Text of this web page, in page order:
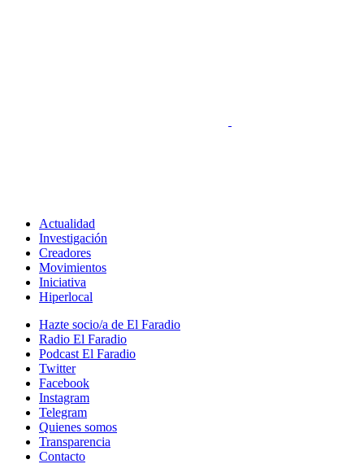
Actualidad
Investigación
Creadores
Movimientos
Iniciativa
Hiperlocal
Hazte socio/a de El Faradio
Radio El Faradio
Podcast El Faradio
Twitter
Facebook
Instagram
Telegram
Quienes somos
Transparencia
Contacto